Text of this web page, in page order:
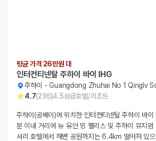
평균 가격 26만원 대
인터컨티넨탈 주하이 바이 IHG
주하이 -Guangdong Zhuhai No 1 Qinglv
4.7(236)4.5성급호텔/리조트
주하이(공베이)에 위치한 인터컨티넨탈 주하이 바
분 이내 거리에 뉴 유안 밍 팰리스 및 주하이 뮤지
셔리 호텔에서 해변 공원까지는 6.4km 떨어져 있